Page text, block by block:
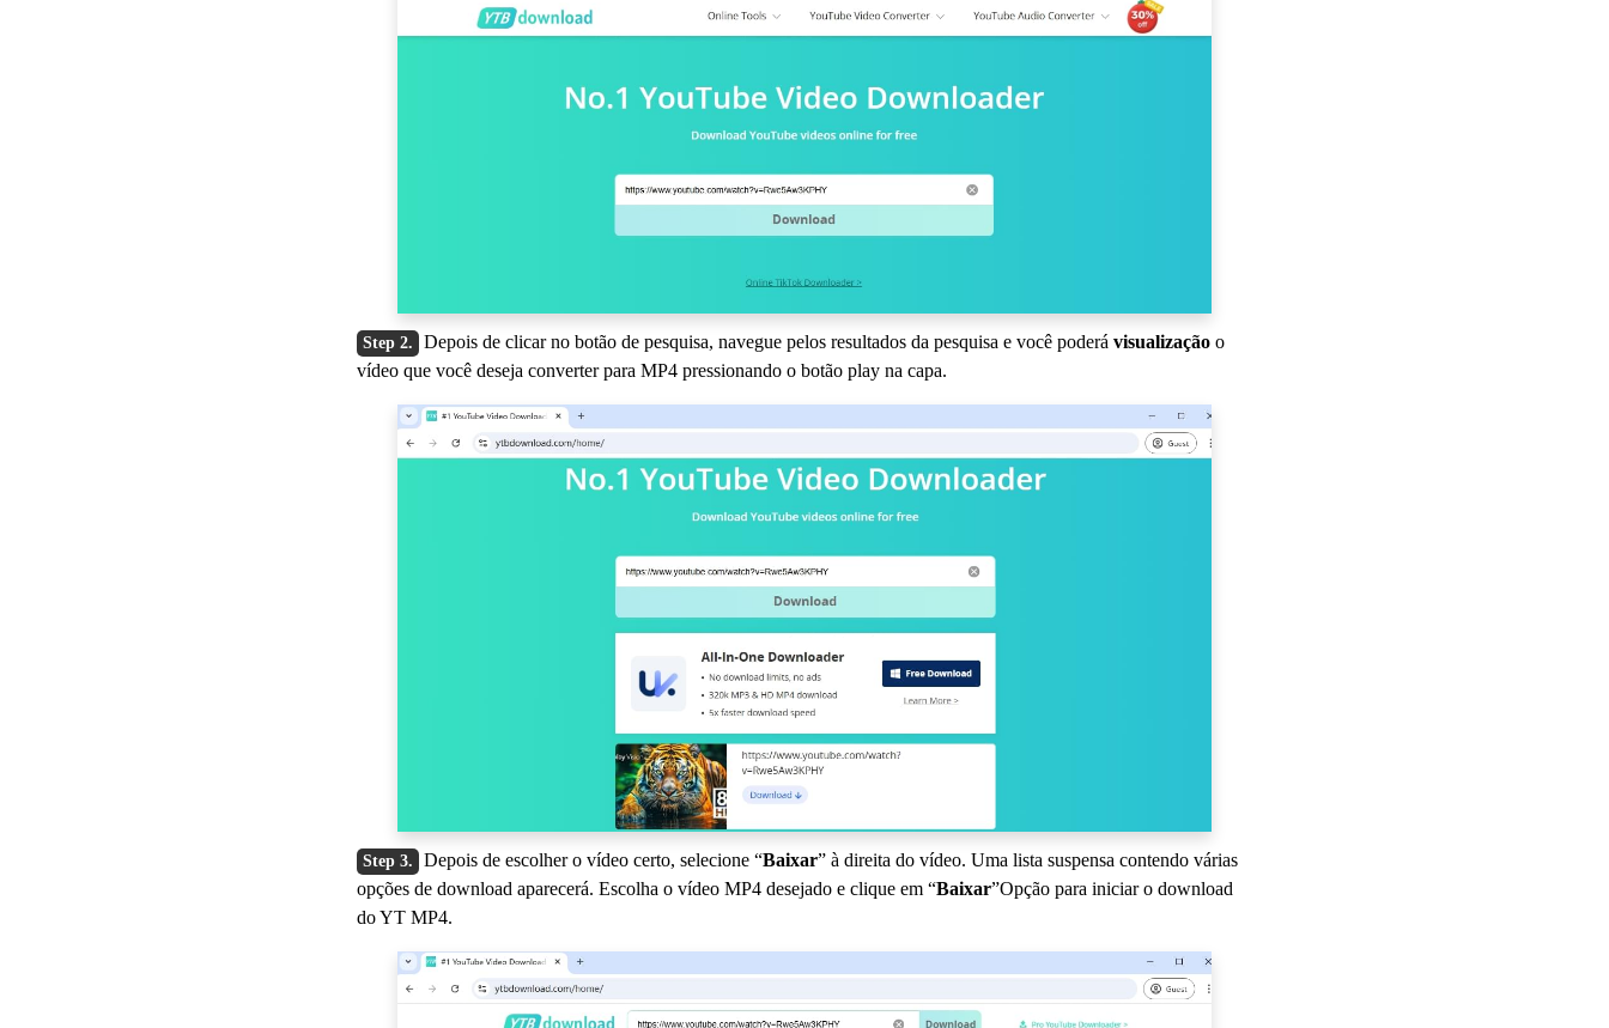
Depois de clicar no botão de pesquisa, navegue pelos resultados da pesquisa e você poderá visualização o
vídeo que você deseja converter para MP4 pressionando o botão play na capa.
Depois de escolher o vídeo certo, selecione “Baixar” à direita do vídeo. Uma lista suspensa contendo várias
opções de download aparecerá. Escolha o vídeo MP4 desejado e clique em “Baixar”Opção para iniciar o download
do YT MP4.